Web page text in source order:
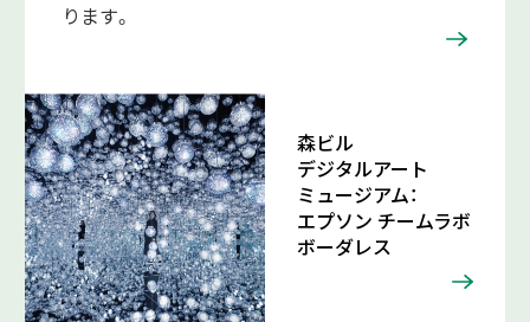
ります。
森ビル
デジタルアート
ミュージアム：
エプソン チームラボ
ボーダレス